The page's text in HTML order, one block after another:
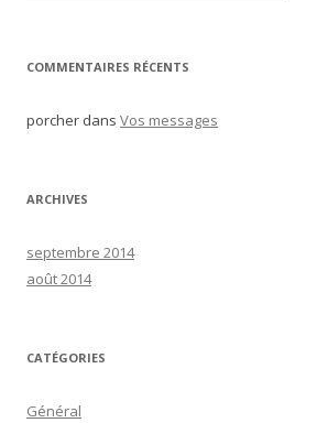
COMMENTAIRES RÉCENTS
porcher dans Vos messages
ARCHIVES
septembre 2014
août 2014
CATÉGORIES
Général